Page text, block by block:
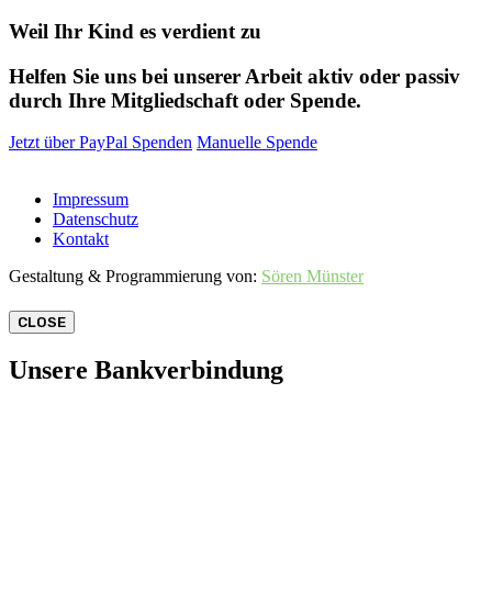
Weil Ihr Kind es verdient zu
Helfen Sie uns bei unserer Arbeit aktiv oder passiv
durch Ihre Mitgliedschaft oder Spende.
Jetzt über PayPal Spenden Manuelle Spende
Impressum
Datenschutz
Kontakt
Gestaltung & Programmierung von: Sören Münster
CLOSE
Unsere Bankverbindung